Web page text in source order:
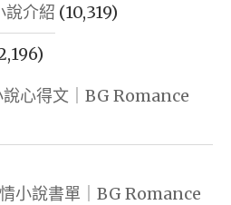
說介紹 (10,319)
說心得文｜BG Romance
小說書單｜BG Romance